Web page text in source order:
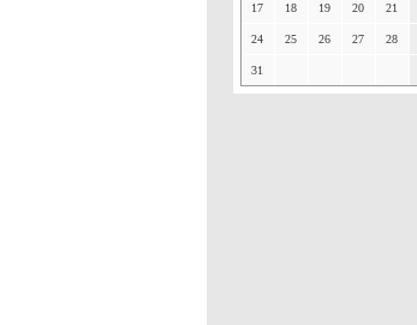
17 18 19 20 21
24 25 26 27 28
31